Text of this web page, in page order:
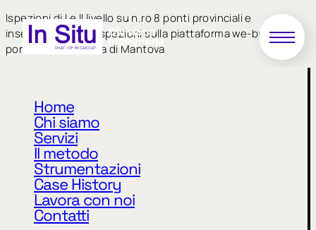
Home
Chi siamo
Servizi
Il metodo
Strumentazioni
Case History
Lavora con noi
Contatti
Ispezioni di I e II livello su n.ro 8 ponti provinciali e
inserimento delle ispezioni sulla piattaforma we-bridge di
ponti della Provincia di Mantova
Privacy Policy Cookie Policy